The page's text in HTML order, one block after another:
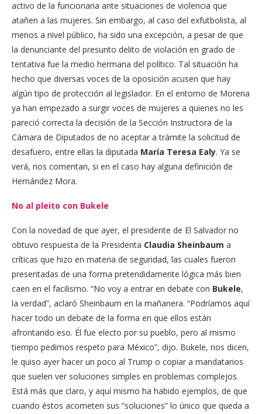
activo de la funcionaria ante situaciones de violencia que
atañen a las mujeres. Sin embargo, al caso del exfutbolista, al
menos a nivel público, ha sido una excepción, a pesar de que
la denunciante del presunto delito de violación en grado de
tentativa fue la medio hermana del político. Tal situación ha
hecho que diversas voces de la oposición acusen que hay
algún tipo de protección al legislador. En el entorno de Morena
ya han empezado a surgir voces de mujeres a quienes no les
pareció correcta la decisión de la Sección Instructora de la
Cámara de Diputados de no aceptar a trámite la solicitud de
desafuero, entre ellas la diputada María Teresa Ealy. Ya se
verá, nos comentan, si en el caso hay alguna definición de
Hernández Mora.
No al pleito con Bukele
Con la novedad de que ayer, el presidente de El Salvador no
obtuvo respuesta de la Presidenta Claudia Sheinbaum a
críticas que hizo en materia de seguridad, las cuales fueron
presentadas de una forma pretendidamente lógica más bien
caen en el facilismo. “No voy a entrar en debate con Bukele,
la verdad”, aclaró Sheinbaum en la mañanera. “Podríamos aquí
hacer todo un debate de la forma en que ellos están
afrontando eso. Él fue electo por su pueblo, pero al mismo
tiempo pedimos respeto para México”, dijo. Bukele, nos dicen,
le quiso ayer hacer un poco al Trump o copiar a mandatarios
que suelen ver soluciones simples en problemas complejos.
Está más que claro, y aquí mismo ha habido ejemplos, de que
cuando éstos acometen sus “soluciones” lo único que queda a